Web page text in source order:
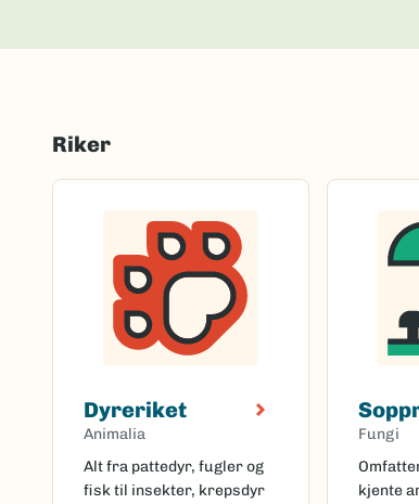
Riker
Dyreriket
Animalia
Alt fra pattedyr, fugler og
fisk til insekter, krepsdyr
Fungi
kjente